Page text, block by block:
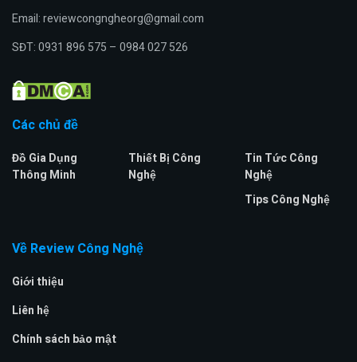
Email: reviewcongngheorg@gmail.com
SĐT: 0931 896 575 – 0984 027 526
Các chủ đề
Đồ Gia Dụng
Thông Minh
Thiết Bị Công
Nghệ
Tin Tức Công
Nghệ
Tips Công Nghệ
Về Review Công Nghệ
Giới thiệu
Liên hệ
Chính sách bảo mật